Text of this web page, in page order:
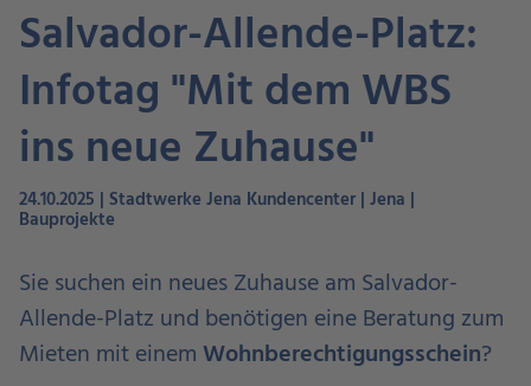
Salvador-Allende-Platz:
Infotag "Mit dem WBS
ins neue Zuhause"
24.10.2025 | Stadtwerke Jena Kundencenter | Jena |
Bauprojekte
Sie suchen ein neues Zuhause am Salvador-
Allende-Platz und benötigen eine Beratung zum
Mieten mit einemWohnberechtigungsschein?